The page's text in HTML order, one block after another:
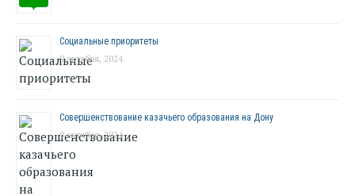
Социальные приоритеты
9 октября, 2024
Совершенствование казачьего образования на Дону
9 октября, 2024